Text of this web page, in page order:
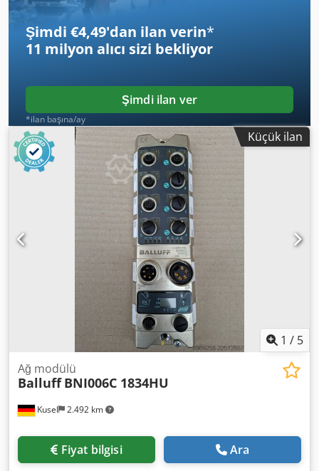
Şimdi €4,49'dan ilan verin*
11 milyon alıcı sizi bekliyor
Şimdi ilan ver
*ilan başına/ay
Küçük ilan
1 / 5
Kusel 2.492 km
Ağ modülü
Balluff BNI006C 1834HU
Fiyat bilgisi Ara